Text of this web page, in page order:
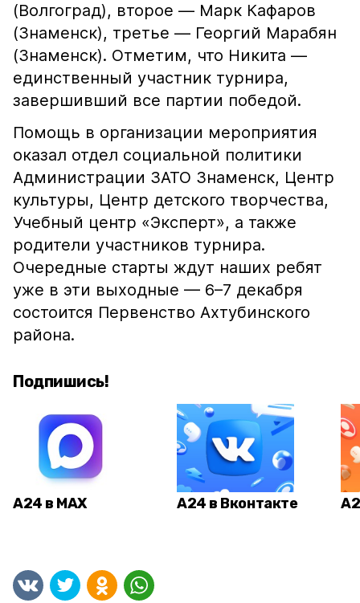
(Волгоград), второе — Марк Кафаров
(Знаменск), третье — Георгий Марабян
(Знаменск). Отметим, что Никита —
единственный участник турнира,
завершивший все партии победой.
Помощь в организации мероприятия
оказал отдел социальной политики
Администрации ЗАТО Знаменск, Центр
культуры, Центр детского творчества,
Учебный центр «Эксперт», а также
родители участников турнира.
Очередные старты ждут наших ребят
уже в эти выходные — 6–7 декабря
состоится Первенство Ахтубинского
района.
Подпишись!
А24 в MAX А24 в Вконтакте